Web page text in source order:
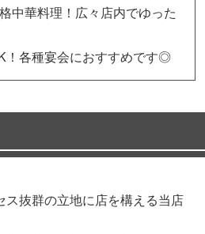
中華料理！広々店内でゆった
各種宴会におすすめです◎
抜群の立地に店を構える当店